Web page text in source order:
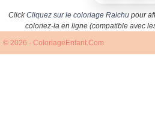
ClickCliquez sur le coloriage Raichu pour
coloriez-la en ligne (compatible avec
© 2026 - ColoriageEnfant.Com